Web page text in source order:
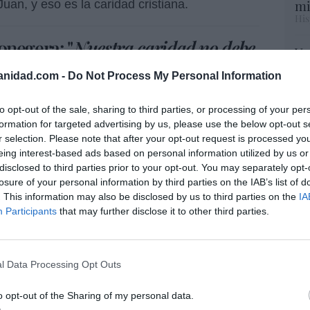
- Do Not Process My Personal Information
opt-out of the sale, sharing to third parties, or processing of your
for targeted advertising by us, please use the below opt-out
selection. Please note that after your opt-out request is processed
interest-based ads based on personal information utilized by us
to third parties prior to your opt-out. You may separately
of your personal information by third parties on the IAB’s list of
This information may also be disclosed by us to third parties on the
Participants that may further disclose it to other third parties.
Data Processing Opt Outs
opt-out of the Sharing of my personal data.
y eso es la caridad cristiana.
"Nuestra caridad no debe
integrar a las personas, para
intelectual y física
sino en escuchar,
y consolar
con el inmigrante? Sí. ¿Que hay que
España? Sí. ¿Que antes hay que evitar la
las mafias que traen a los inmigrantes desde
canarios' También.